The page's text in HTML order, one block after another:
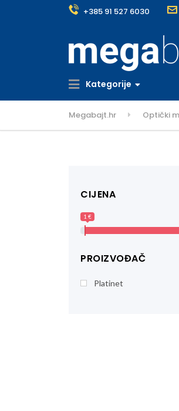
+385 91 527 6030
Kategorije
Megabajt.hr Optički
CIJENA
1 €
PROIZVOĐAČ
Platinet